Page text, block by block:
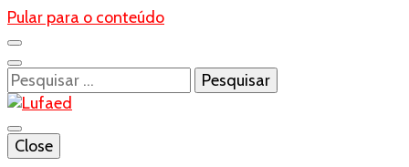
Pular para o conteúdo
Pesquisar
por:
Blog- Lufaed
Close